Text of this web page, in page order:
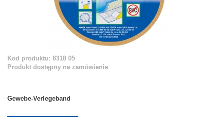
Kod produktu: 8318 05
Produkt dostępny na zamówienie
Gewebe-Verlegeband